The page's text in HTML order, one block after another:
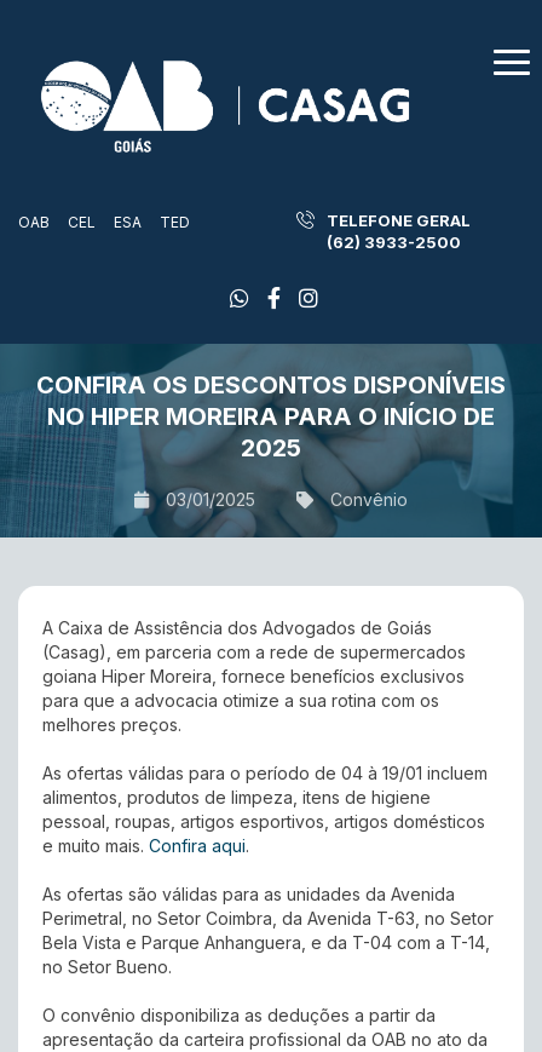
OAB CEL ESA TED
TELEFONE GERAL
(62) 3933-2500
CONFIRA OS DESCONTOS DISPONÍVEIS
NO HIPER MOREIRA PARA O INÍCIO DE
2025
03/01/2025 Convênio
A Caixa de Assistência dos Advogados de Goiás
(Casag), em parceria com a rede de supermercados
goiana Hiper Moreira, fornece benefícios exclusivos
para que a advocacia otimize a sua rotina com os
melhores preços.
As ofertas válidas para o período de 04 à 19/01 incluem
alimentos, produtos de limpeza, itens de higiene
pessoal, roupas, artigos esportivos, artigos domésticos
e muito mais. Confira aqui.
As ofertas são válidas para as unidades da Avenida
Perimetral, no Setor Coimbra, da Avenida T-63, no Setor
Bela Vista e Parque Anhanguera, e da T-04 com a T-14,
no Setor Bueno.
O convênio disponibiliza as deduções a partir da
apresentação da carteira profissional da OAB no ato da